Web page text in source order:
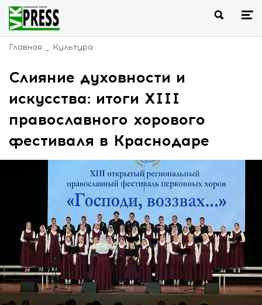
Главная Культура
Слияние духовности и
искусства: итоги XIII
православного хорового
фестиваля в Краснодаре